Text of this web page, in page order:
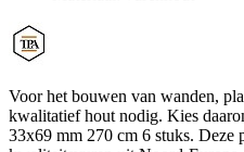
Voor het bouwen van wanden,
kwalitatief hout nodig. Kies
33x69 mm 270 cm 6 stuks. Deze